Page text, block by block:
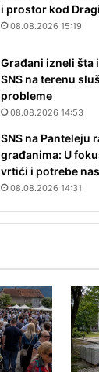
i prostor kod
08.08.2026 15:19
Građani izneli šta
SNS na terenu
probleme
08.08.2026 14:53
SNS na Panteleju
građanima: U
vrtići i potrebe
08.08.2026 14:31